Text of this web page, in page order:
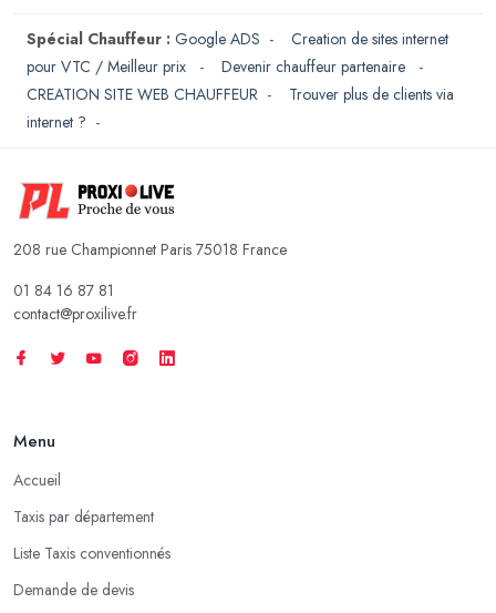
Spécial Chauffeur : Google ADS - Creation de sites internet
pour VTC / Meilleur prix
- Devenir chauffeur partenaire
-
CREATION SITE WEB CHAUFFEUR - Trouver plus de clients via
internet ? -
208 rue Championnet Paris 75018 France
01 84 16 87 81
contact@proxilive.fr
Menu
Accueil
Taxis par département
Liste Taxis conventionnés
Demande de devis